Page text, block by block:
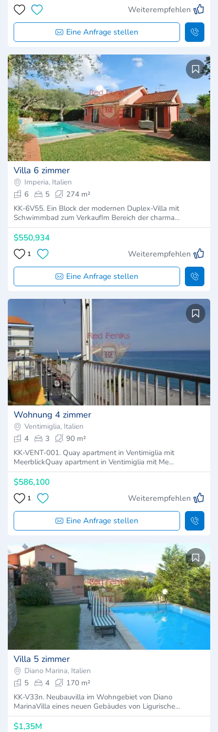
Weiterempfehlen
Eine Anfrage stellen
Villa 6 zimmer
Imperia, Italien
6
5
274 m²
KK-6V55. Ein Block der modernen Duplex-Villa mit
Schwimmbad zum VerkaufIm Bereich der charma…
$550,934
1 Weiterempfehlen
Eine Anfrage stellen
Wohnung 4 zimmer
Ventimiglia, Italien
4
3
90 m²
KK-VENT-001. Quay apartment in Ventimiglia mit
MeerblickQuay apartment in Ventimiglia mit Me…
$586,100
1 Weiterempfehlen
Eine Anfrage stellen
Villa 5 zimmer
Diano Marina, Italien
5
4
170 m²
KK-V33n. Neubauvilla im Wohngebiet von Diano
MarinaVilla eines neuen Gebäudes von Ligurische…
$1,35M